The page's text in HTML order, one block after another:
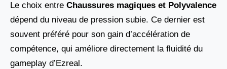
Le choix entre Chaussures magiques et Polyvalence
dépend du niveau de pression subie. Ce dernier est
souvent préféré pour son gain d’accélération de
compétence, qui améliore directement la fluidité du
gameplay d’Ezreal.